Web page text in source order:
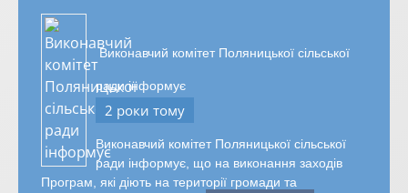
Виконавчий комітет Поляницької сільської
ради інформує
2 роки тому
Виконавчий комітет Поляницької сільської
ради інформує, що на виконання заходів
Програм, які діють на території громади та